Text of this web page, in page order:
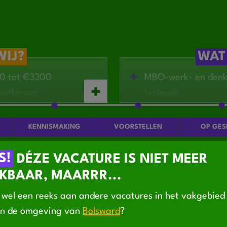
tot €3300
en doorgroeikansen
modern
MBO-werk- en
Ervaring als
Leren bakken of
Werken in een 2-
Je spreekt en leest
KENNISMAKING VOORSTELLEN OP
via de website, mail
EVEN
DÉZE VACATURE IS NIET MEER
MAARRR...
wel een reeks aan andere vacatures in het vakgebied
de omgeving van Bolsward?